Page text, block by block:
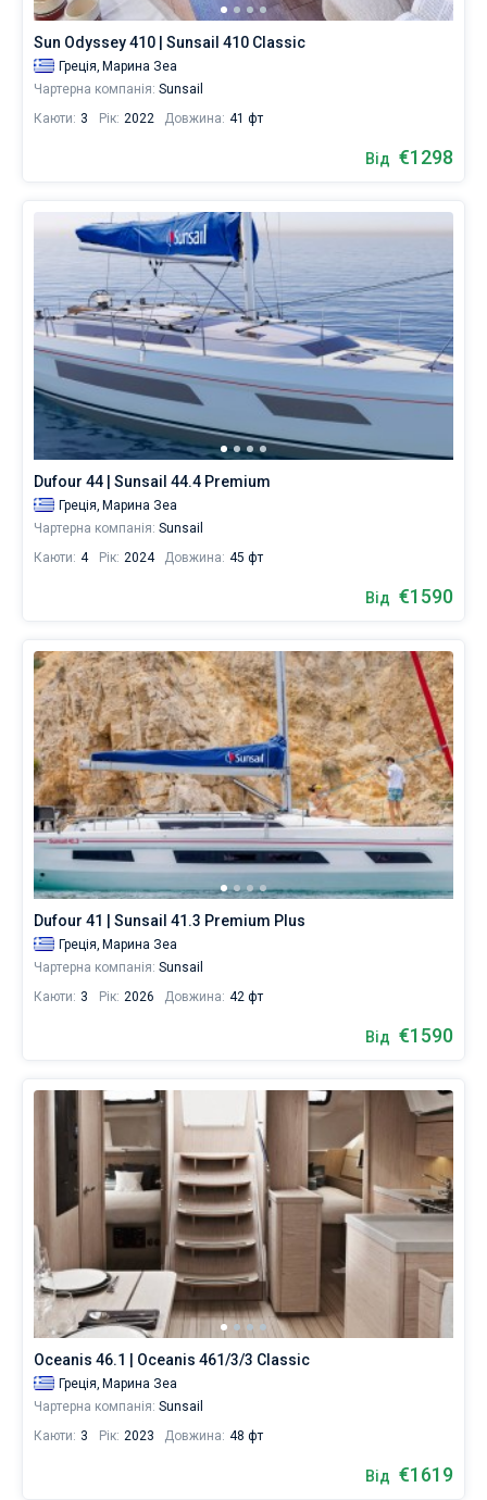
човнів
від
1275
для
вітрильного
Sun Odyssey 410 | Sunsail 410 Classic
Греція, Марина Зеа
Чартерна компанія: Sunsail
Каюти: 3 Рік: 2022 Довжина: 41 фт
Від €1298
Dufour 44 | Sunsail 44.4 Premium
Греція, Марина Зеа
Чартерна компанія: Sunsail
Каюти: 4 Рік: 2024 Довжина: 45 фт
Від €1590
Dufour 41 | Sunsail 41.3 Premium Plus
Греція, Марина Зеа
Чартерна компанія: Sunsail
Каюти: 3 Рік: 2026 Довжина: 42 фт
Від €1590
Oceanis 46.1 | Oceanis 461/3/3 Classic
Греція, Марина Зеа
Чартерна компанія: Sunsail
Каюти: 3 Рік: 2023 Довжина: 48 фт
Від €1619
Без шкіпера
Зі шкіпером